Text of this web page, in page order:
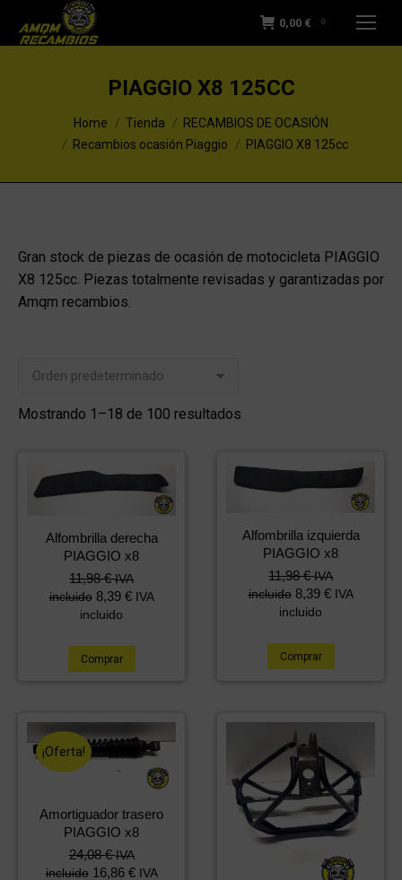
0,00 € 0
PIAGGIO X8 125CC
You are here:Home Tienda
RECAMBIOS DE OCASIÓN
Recambios ocasión Piaggio
PIAGGIO X8 125cc
Gran stock de piezas de ocasión de motocicleta PIAGGIO
X8 125cc. Piezas totalmente revisadas y garantizadas por
Amqm recambios.
Mostrando 1–18 de 100 resultados
Alfombrilla derecha
PIAGGIO x8
11,98€ IVA
incluido 8,39 € IVA
incluido
Comprar
Alfombrilla izquierda
PIAGGIO x8
11,98€ IVA
incluido 8,39 € IVA
incluido
Comprar
¡Oferta!
Amortiguador trasero
PIAGGIO x8
El
precio
24,08€El
precio
IVA
incluido 16,86 € IVA